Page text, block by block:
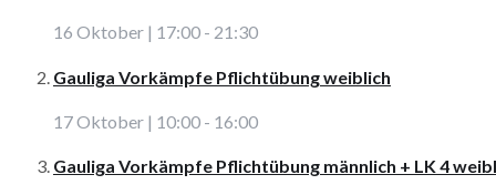
16 Oktober | 17:00 - 21:30
Gauliga Vorkämpfe Pflichtübung weiblich
17 Oktober | 10:00 - 16:00
Gauliga Vorkämpfe Pflichtübung männlich + LK 4